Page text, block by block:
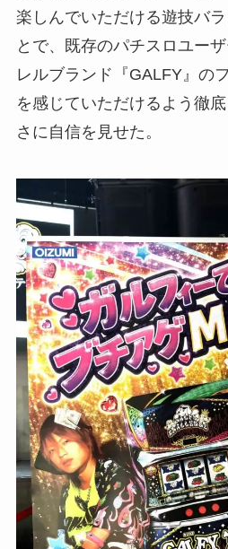
楽しんでいただける遊技バ
とで、既存のパチスロユー
レルブランド『GALFY』の
を感じていただけるよう徹
さに自信を見せた。